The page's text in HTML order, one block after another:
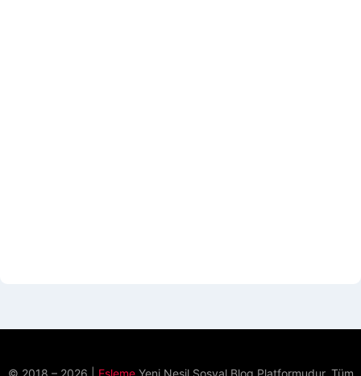
© 2018 – 2026 | EslemeYeni Nesil Sosyal Blog Platformudur. Tüm